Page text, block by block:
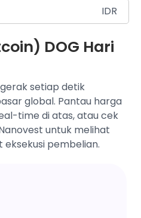
IDR
DOG Hari
setiap detik
global. Pantau harga
time di atas, atau cek
untuk melihat
pembelian.